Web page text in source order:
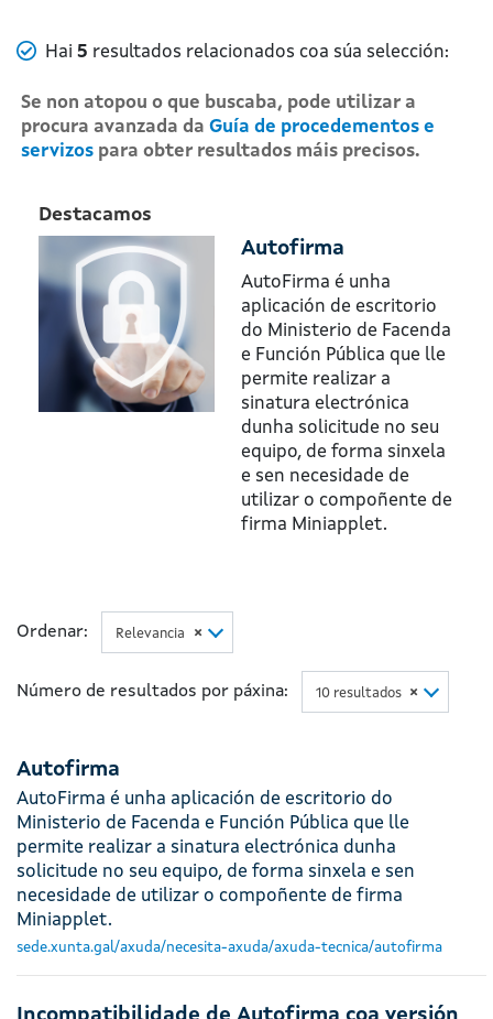
Numero de resultados
Hai 5 resultados relacionados coa súa selección:
Se non atopou o que buscaba, pode utilizar a
procura avanzada da Guía de procedementos e
servizos para obter resultados máis precisos.
Destacamos
Autofirma
AutoFirma é unha
aplicación de escritorio
do Ministerio de Facenda
e Función Pública que lle
permite realizar a
sinatura electrónica
dunha solicitude no seu
equipo, de forma sinxela
e sen necesidade de
utilizar o compoñente de
firma Miniapplet.
Ordenar: ×
Relevancia
Número de resultados por páxina: ×
10 resultados
Autofirma
AutoFirma é unha aplicación de escritorio do
Ministerio de Facenda e Función Pública que lle
permite realizar a sinatura electrónica dunha
solicitude no seu equipo, de forma sinxela e sen
necesidade de utilizar o compoñente de firma
Miniapplet.
sede.xunta.gal/axuda/necesita-axuda/axuda-tecnica/autofirma